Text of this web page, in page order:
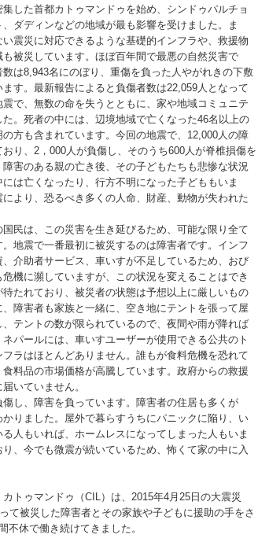
した首都カトゥマンドゥを始め、シンドゥパルチョ
ダディンなどの地域が最も影響を受けました。ま
震災に対応できるような基礎的インフラや、救援物
被災しています。ほぼ百年間で最悪の自然災害で
は8,943名にのぼり、重傷を負った人やがれきの下敷
す。最新報告によると負傷者数は22,059人となって
で、無数の命を失うとともに、家や地域コミュニテ
。死者の中には、辺境地域で亡くなった46名以上の
方も含まれています。今回の地震で、12,000人の障
り、2，000人が負傷し、そのうち600人が脊椎損傷を
害のある親の亡き後、その子どもたちも悲惨な状況
は亡くなったり、行方不明になった子どももいま
より、恐るべき多くの人命、財産、動物が失われた
民は、この災害を生き延びるため、可能な限り全て
地震で一番最初に被災するのは障害者です。インフ
介助者サービス、車いすが不足しているため、おび
機に瀕していますが、この状況を変えることはでき
たれており、被災者の状態は予想以上に厳しいもの
障害者も家族と一緒に、空き地にテントを張って屋
テントの数が限られているので、夜間や雨が降れば
パールには、車いすユーザーが使用できる公共のト
ラはほとんどありません。誰もが食料危機を恐れて
料品の市場価格が高騰しています。政府からの救援
いていません。
し、障害を負っています。障害者の住居も多くが
りました。屋外で暮らすうちにパニックに陥り、い
人もいれば、ホームレスになってしまった人もいま
、今でも微震が続いているため、怖くて家の中に入
トゥマンドゥ（CIL）は、2015年4月25日の大震災
て被災した障害者とその家族や子どもに援助の手をさ
不休で働き続けてきました。